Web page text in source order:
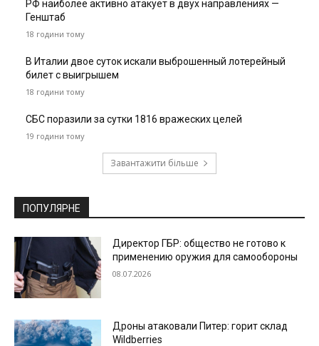
РФ наиболее активно атакует в двух направлениях —
Генштаб
18 години тому
В Италии двое суток искали выброшенный лотерейный
билет с выигрышем
18 години тому
СБС поразили за сутки 1816 вражеских целей
19 години тому
Завантажити більше
ПОПУЛЯРНЕ
Директор ГБР: общество не готово к
применению оружия для самообороны
08.07.2026
Дроны атаковали Питер: горит склад
Wildberries